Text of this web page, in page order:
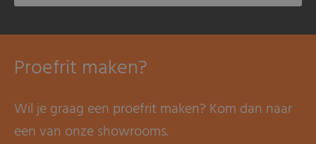
Proefrit maken?
Wil je graag een proefrit maken? Kom dan naar
een van onze showrooms.